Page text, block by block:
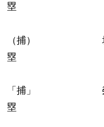
塁
（捕） 坂本
塁
「捕」 榮枝
塁